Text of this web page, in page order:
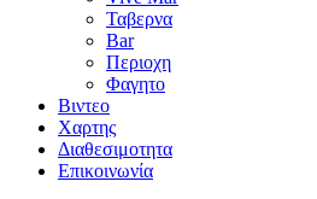
Ταβερνα
Bar
Περιοχη
Φαγητο
Βιντεο
Χαρτης
Διαθεσιμοτητα
Επικοινωνία